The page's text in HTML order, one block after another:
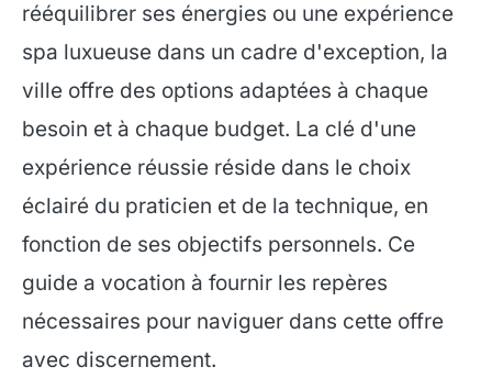
rééquilibrer ses énergies ou une expérience
spa luxueuse dans un cadre d'exception, la
ville offre des options adaptées à chaque
besoin et à chaque budget. La clé d'une
expérience réussie réside dans le choix
éclairé du praticien et de la technique, en
fonction de ses objectifs personnels. Ce
guide a vocation à fournir les repères
nécessaires pour naviguer dans cette offre
avec discernement.